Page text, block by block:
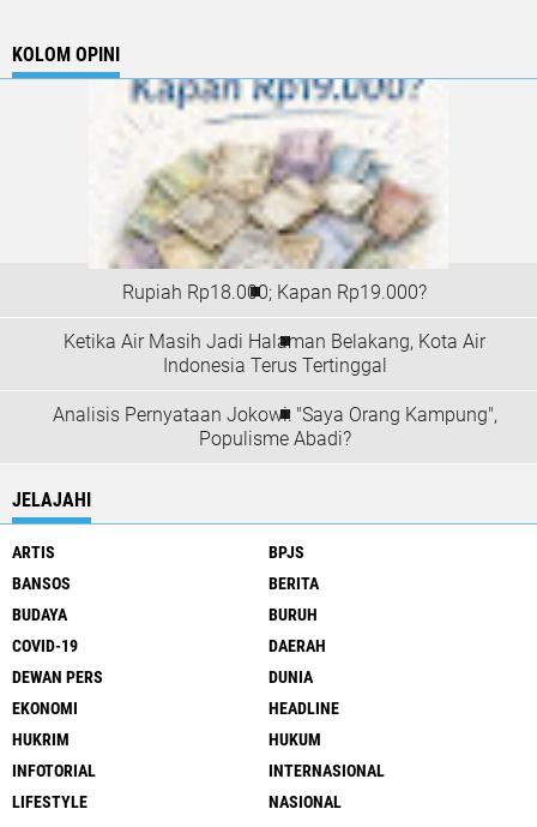
KOLOM OPINI
Rupiah Rp18.000; Kapan Rp19.000?
Ketika Air Masih Jadi Halaman Belakang, Kota Air
Indonesia Terus Tertinggal
Analisis Pernyataan Jokowi: "Saya Orang Kampung",
Populisme Abadi?
JELAJAHI
ARTIS
BPJS
BANSOS
BERITA
BUDAYA
BURUH
COVID-19
DAERAH
DEWAN PERS
DUNIA
EKONOMI
HEADLINE
HUKRIM
HUKUM
INFOTORIAL
INTERNASIONAL
LIFESTYLE
NASIONAL